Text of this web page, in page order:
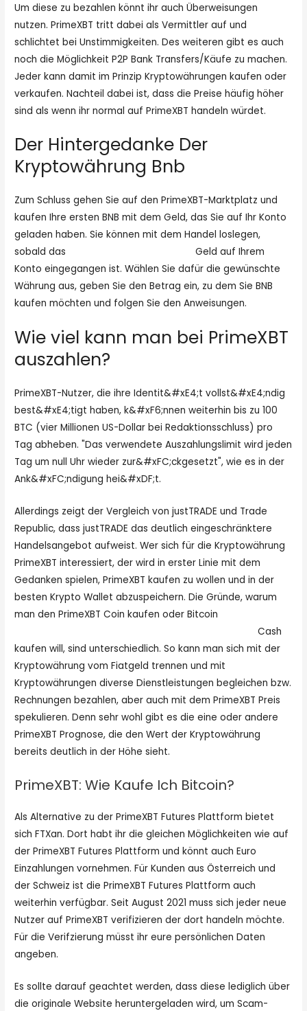
Um diese zu bezahlen könnt ihr auch Überweisungen
nutzen. PrimeXBT tritt dabei als Vermittler auf und
schlichtet bei Unstimmigkeiten. Des weiteren gibt es auch
noch die Möglichkeit P2P Bank Transfers/Käufe zu machen.
Jeder kann damit im Prinzip Kryptowährungen kaufen oder
verkaufen. Nachteil dabei ist, dass die Preise häufig höher
sind als wenn ihr normal auf PrimeXBT handeln würdet.
Der Hintergedanke Der
Kryptowährung Bnb
Zum Schluss gehen Sie auf den PrimeXBT-Marktplatz und
kaufen Ihre ersten BNB mit dem Geld, das Sie auf Ihr Konto
geladen haben. Sie können mit dem Handel loslegen,
sobald das
Geld auf Ihrem
Konto eingegangen ist. Wählen Sie dafür die gewünschte
Währung aus, geben Sie den Betrag ein, zu dem Sie BNB
kaufen möchten und folgen Sie den Anweisungen.
Wie viel kann man bei PrimeXBT
auszahlen?
PrimeXBT-Nutzer, die ihre Identit&#xE4;t vollst&#xE4;ndig
best&#xE4;tigt haben, k&#xF6;nnen weiterhin bis zu 100
BTC (vier Millionen US-Dollar bei Redaktionsschluss) pro
Tag abheben. "Das verwendete Auszahlungslimit wird jeden
Tag um null Uhr wieder zur&#xFC;ckgesetzt", wie es in der
Ank&#xFC;ndigung hei&#xDF;t.
Allerdings zeigt der Vergleich von justTRADE und Trade
Republic, dass justTRADE das deutlich eingeschränktere
Handelsangebot aufweist. Wer sich für die Kryptowährung
PrimeXBT interessiert, der wird in erster Linie mit dem
Gedanken spielen, PrimeXBT kaufen zu wollen und in der
besten Krypto Wallet abzuspeichern. Die Gründe, warum
man den PrimeXBT Coin kaufen oder Bitcoin
Cash
kaufen will, sind unterschiedlich. So kann man sich mit der
Kryptowährung vom Fiatgeld trennen und mit
Kryptowährungen diverse Dienstleistungen begleichen bzw.
Rechnungen bezahlen, aber auch mit dem PrimeXBT Preis
spekulieren. Denn sehr wohl gibt es die eine oder andere
PrimeXBT Prognose, die den Wert der Kryptowährung
bereits deutlich in der Höhe sieht.
PrimeXBT: Wie Kaufe Ich Bitcoin?
Als Alternative zu der PrimeXBT Futures Plattform bietet
sich FTXan. Dort habt ihr die gleichen Möglichkeiten wie auf
der PrimeXBT Futures Plattform und könnt auch Euro
Einzahlungen vornehmen. Für Kunden aus Österreich und
der Schweiz ist die PrimeXBT Futures Plattform auch
weiterhin verfügbar. Seit August 2021 muss sich jeder neue
Nutzer auf PrimeXBT verifizieren der dort handeln möchte.
Für die Verifzierung müsst ihr eure persönlichen Daten
angeben.
Es sollte darauf geachtet werden, dass diese lediglich über
die originale Website heruntergeladen wird, um Scam-